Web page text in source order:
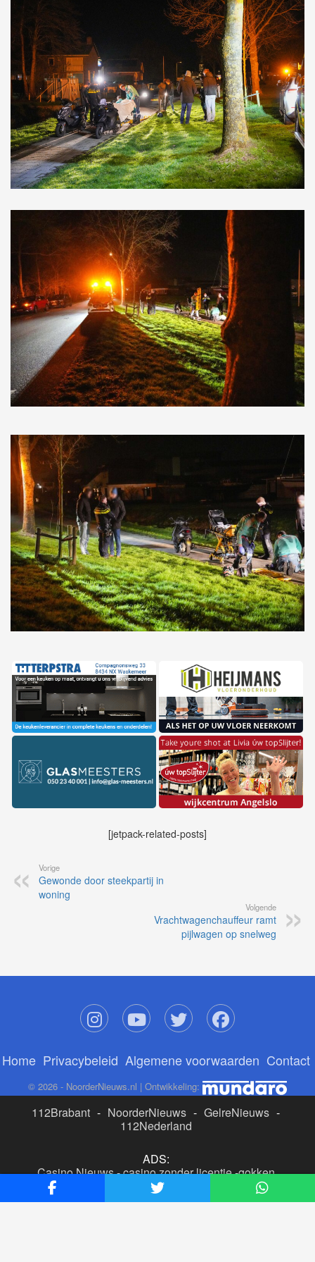
[jetpack-related-posts]
Vorige
Gewonde door steekpartij in
woning
Volgende
Vrachtwagenchauffeur ramt
pijlwagen op snelweg
Home Privacybeleid Algemene voorwaarden Contact
© 2026 - NoorderNieuws.nl | Ontwikkeling:
112Brabant - NoorderNieuws - GelreNieuws -
112Nederland
ADS:
Casino Nieuws-casino zonder licentie-gokken
buitenlandse site
beste online casino nederland